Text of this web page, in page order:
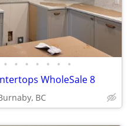
• • • • • • •
WholeSale 8
BC